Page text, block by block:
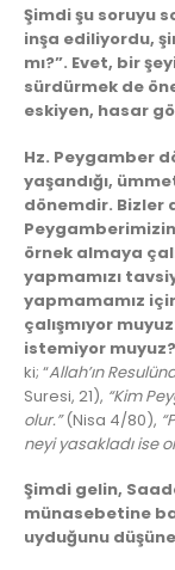
Şimdi şu soruyu
inşa ediliyordu,
mı?”. Evet, bir
sürdürmek de
eskiyen, hasar
Hz. Peygamber
yaşandığı,
dönemdir. Bizler
Peygamberimizin
örnek almaya
yapmamızı
yapmamamız
çalışmıyor
istemiyor
ki; “Allah’ın
Suresi, 21), “Kim
olur.”(Nisa 4/80),
neyi yasakladı ise
Şimdi gelin,
münasebetine
uyduğunu